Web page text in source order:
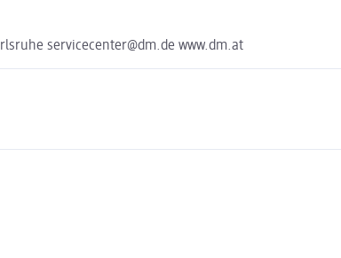
servicecenter@dm.de www.dm.at